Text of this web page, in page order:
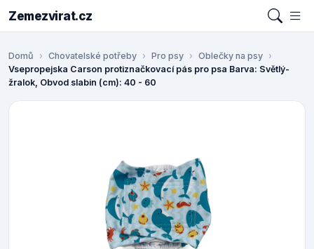
Zemezvirat.cz
Domů Chovatelské potřeby Pro psy
Oblečky na psy
Vsepropejska Carson protiznačkovací pás pro psa Barva: Světlý-
žralok, Obvod slabin (cm): 40 - 60